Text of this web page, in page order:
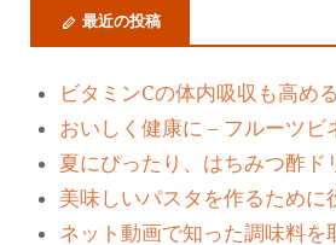
最近の投稿
ビタミンCの体内吸収も高め
おいしく健康に – フルーツビ
夏にぴったり、はちみつ酢ド
美味しいパスタを作るために
ネット動画で知った調味料を